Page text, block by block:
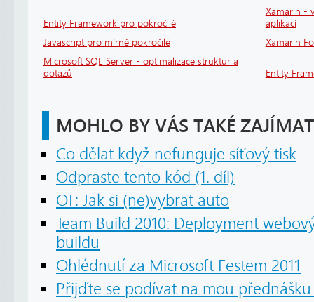
Entity Framework pro pokročilé
Xamarin -
aplikací
Javascript pro mírně pokročilé
Xamarin
Microsoft SQL Server - optimalizace struktur a
dotazů
Entity
MOHLO BY VÁS TAKÉ ZAJÍMAT
Co dělat když nefunguje síťový tisk
Odpraste tento kód (1. díl)
OT: Jak si (ne)vybrat auto
Team Build 2010: Deployment
buildu
Ohlédnutí za Microsoft Festem 2011
Přijďte se podívat na mou